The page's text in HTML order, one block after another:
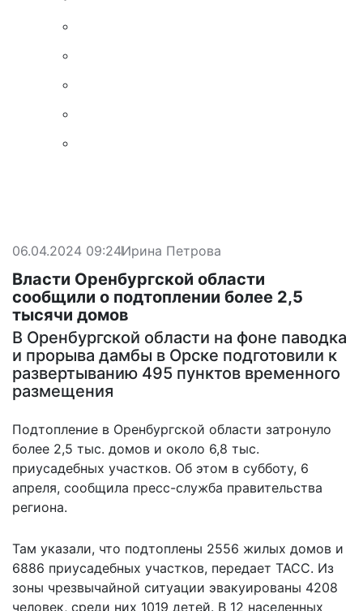
06.04.2024 09:24Ирина Петрова
Власти Оренбургской области
сообщили о подтоплении более 2,5
тысячи домов
В Оренбургской области на фоне паводка
и прорыва дамбы в Орске подготовили к
развертыванию 495 пунктов временного
размещения
Подтопление в Оренбургской области затронуло
более 2,5 тыс. домов и около 6,8 тыс.
приусадебных участков. Об этом в субботу, 6
апреля, сообщила пресс-служба правительства
региона.
Там указали, что подтоплены 2556 жилых домов и
6886 приусадебных участков, передает ТАСС. Из
зоны чрезвычайной ситуации эвакуированы 4208
человек, среди них 1019 детей. В 12 населенных